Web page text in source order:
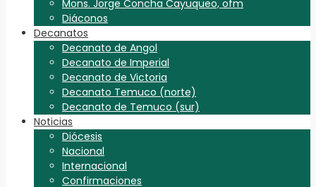
Mons. Jorge Concha Cayuqueo, ofm
Diáconos
Decanatos
Decanato de Angol
Decanato de Imperial
Decanato de Victoria
Decanato Temuco (norte)
Decanato de Temuco (sur)
Noticias
Diócesis
Nacional
Internacional
Confirmaciones